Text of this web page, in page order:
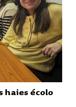
haies écolo